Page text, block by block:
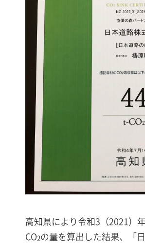
高知県により令和3（2021）
CO2の量を算出した結果、「